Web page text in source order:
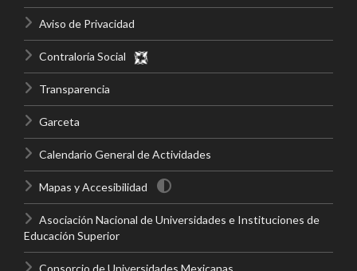
Aviso de Privacidad
Contraloría Social
Transparencia
Garceta
Calendario General de Actividades
Mapas y Accesibilidad
Asociación Nacional de Universidades e Instituciones de
Educación Superior
Consorcio de Universidades Mexicanas